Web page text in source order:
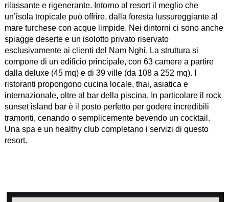
rilassante e rigenerante. Intorno al resort il meglio che
un’isola tropicale può offrire, dalla foresta lussureggiante al
mare turchese con acque limpide. Nei dintorni ci sono anche
spiagge deserte e un isolotto privato riservato
esclusivamente ai clienti del Nam Nghi. La struttura si
compone di un edificio principale, con 63 camere a partire
dalla deluxe (45 mq) e di 39 ville (da 108 a 252 mq). I
ristoranti propongono cucina locale, thai, asiatica e
internazionale, oltre al bar della piscina. In particolare il rock
sunset island bar è il posto perfetto per godere incredibili
tramonti, cenando o semplicemente bevendo un cocktail.
Una spa e un healthy club completano i servizi di questo
resort.